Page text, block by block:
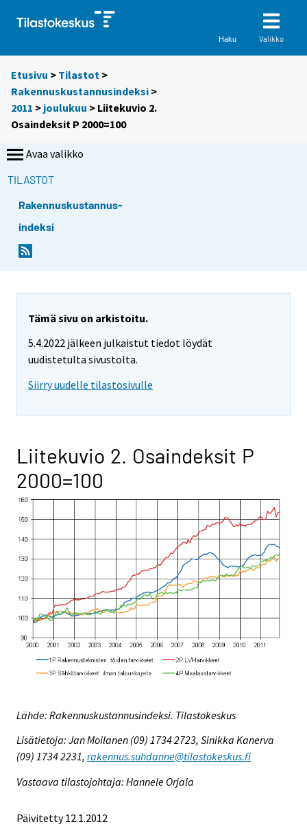
Haku Valikko
Etusivu > Tilastot >
Rakennuskustannusindeksi >
2011 > joulukuu > Liitekuvio 2.
Osaindeksit P 2000=100
Avaa valikko
TILASTOT
Rakennuskustannus-
indeksi
Tämä sivu on arkistoitu.
5.4.2022 jälkeen julkaistut tiedot löydät
uudistetulta sivustolta.
Siirry uudelle tilastosivulle
Liitekuvio 2. Osaindeksit P
2000=100
Lähde: Rakennuskustannusindeksi. Tilastokeskus
Lisätietoja: Jan Moilanen (09) 1734 2723, Sinikka Kanerva
(09) 1734 2231, rakennus.suhdanne@tilastokeskus.fi
Vastaava tilastojohtaja: Hannele Orjala
Päivitetty 12.1.2012